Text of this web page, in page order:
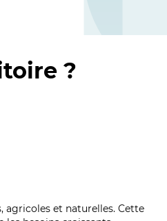
?
agricoles et naturelles. Cette